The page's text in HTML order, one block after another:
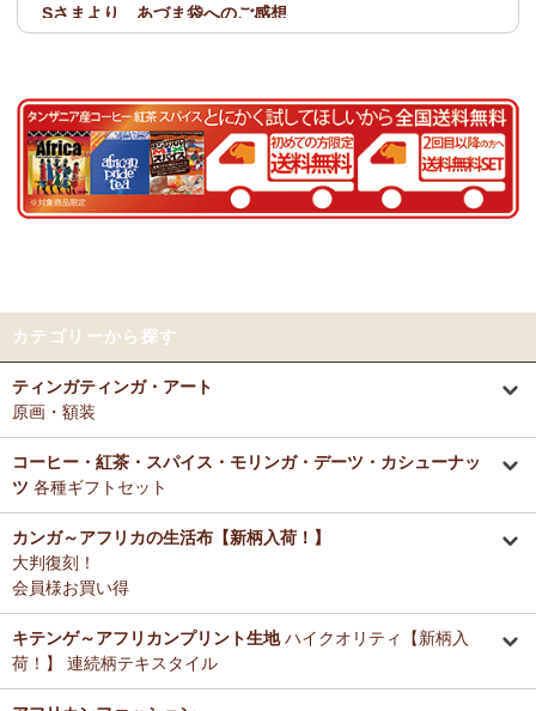
名ごとに2つのカテゴリーでご紹介します
→ 作家名 A―L
→ 作家名 M―Z
名ごとに2つのカテゴリーでご紹介します
→ 作家名 A―L
→ 作家名 M―Z
1/15：2026年 バラカの福袋≪数量限定で再販決定！≫
～アフリカングッズ満杯～1年間の感謝をこめて
12/25：ステッチVネック ノースリーブブラウス新入荷！～キテ
ンゲ◇ハイクオリティ◇で仕立てた新作登場！
12/25：マサイシュカ アフリカの布ページに新入荷！
マサイ民族のマント 軽くおしゃれなブランケット
12/25：ティンガティンガ・アート～シャターニ（アフリカの精
霊）の作品新入荷！
12/25：
12/20：2026年 バラカの福袋～2025.12/20（土）予約販売開始
～アフリカングッズ満杯～1年間の感謝をこめて
≪数量限定販売
≫
Sさまより あづま袋へのご感想
とても可愛く、着こなしのアクセントになります。軽くて丈夫なので
Nさまより 乳香フランキンセンスへのご感想
食べてみたくて買いました。青い皮の柑橘系の様な香りと木の様な形
容し難い香りがする、なんとも言えない香りです。
好きとか嫌いとかいう感覚よりも急に眠くなって来たので、リラック
スしているのを感じます。なんとなく、良いなぁ。
Tさまより カンガへのご感想
テーブルクロスとして使用中。大きさが少し違っていたりちょっと曲
っかりした良い生地です。一番心配だった洗濯ですが、ネットに入れ
て手洗いモードで洗濯機にかけ、終わったらすぐ干し、うちの場合は
色落ち、色移りなく大丈夫でした。洗濯ジワも殆どない（個人の感想
です！）のでノーアイロンで使用しています。
リビングが無地だらけなので、カンガのデザインがいいアクセントに
なりちょっと素敵空間に。
います。
Tさまより アジュワ・デーツへのご感想
高級ドライフルーツ、安価で買えてうれしいです。
カテゴリーから探す
ティンガティンガ・アート
原画・額装
コーヒー・紅茶・スパイス・モリンガ・デーツ・カシューナッ
ツ 各種ギフトセット
カンガ～アフリカの生活布【新柄入荷！】
大判復刻！
会員様お買い得
キテンゲ～アフリカンプリント生地ハイクオリティ【新柄入
荷！】 連続柄テキスタイル